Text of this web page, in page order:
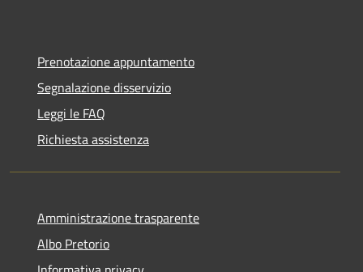
Prenotazione appuntamento
Segnalazione disservizio
Leggi le FAQ
Richiesta assistenza
Amministrazione trasparente
Albo Pretorio